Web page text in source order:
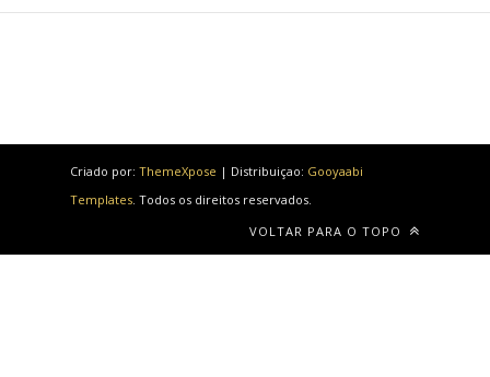
Criado por: ThemeXpose | Distribuiçao: Gooyaabi
Templates. Todos os direitos reservados.
VOLTAR PARA O TOPO